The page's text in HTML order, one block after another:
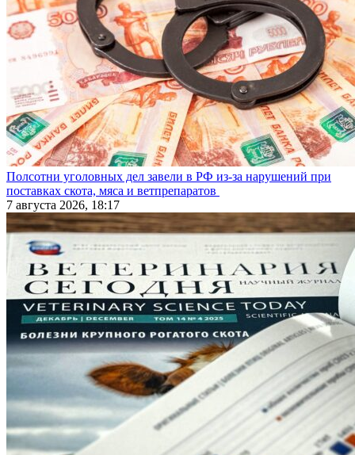
Полсотни уголовных дел завели в РФ из-за нарушений при
поставках скота, мяса и ветпрепаратов
7 августа 2026, 18:17